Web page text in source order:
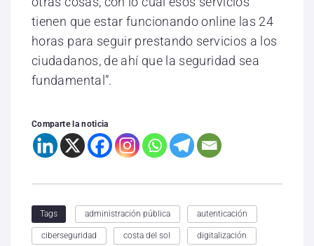
tienen que estar funcionando online las 24
horas para seguir prestando servicios a los
ciudadanos, de ahí que la seguridad sea
fundamental”.
Comparte la noticia
Tags administración pública autenticación
ciberseguridad costa del sol digitalización